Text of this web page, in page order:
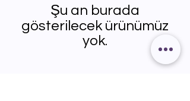
Şu an burada
gösterilecek ürünümüz
yok.